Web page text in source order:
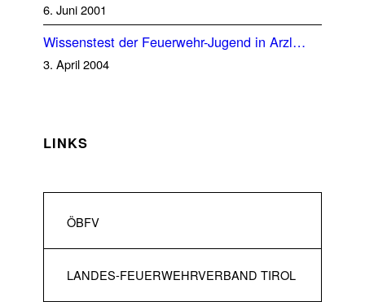
6. Juni 2001
Wissenstest der Feuerwehr-Jugend in Arzl…
3. April 2004
LINKS
ÖBFV
LANDES-FEUERWEHRVERBAND TIROL